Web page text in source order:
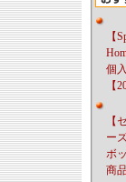
【
個
【
【
ー
ボ
商品